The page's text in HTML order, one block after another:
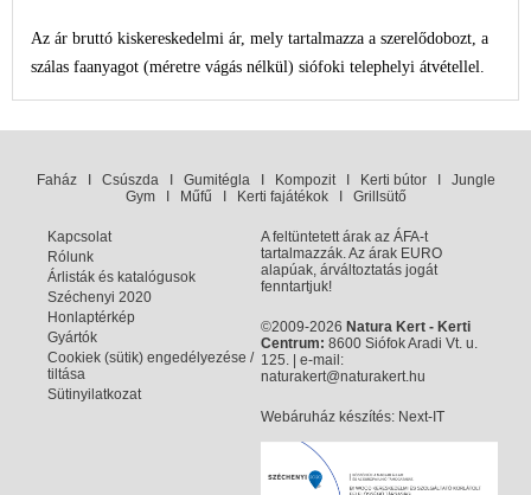
Az ár bruttó kiskereskedelmi ár, mely tartalmazza a szerelődobozt, a
szálas faanyagot (méretre vágás nélkül) siófoki telephelyi átvétellel.
FaházI CsúszdaI GumitéglaI KompozitI Kerti bútorI Jungle
GymI Műfű Kerti fajátékokI Grillsütő
Kapcsolat
Rólunk
Árlisták és katalógusok
Széchenyi 2020
Honlaptérkép
Gyártók
Cookiek (sütik) engedélyezése /
tiltása
Sütinyilatkozat
A feltüntetett árak az ÁFA-t
tartalmazzák. Az árak EURO
alapúak, árváltoztatás jogát
fenntartjuk!
©2009-2026 Natura Kert - Kerti
Centrum: 8600 Siófok Aradi Vt. u.
125. | e-mail:
naturakert@naturakert.hu
Webáruház készítés: Next-IT